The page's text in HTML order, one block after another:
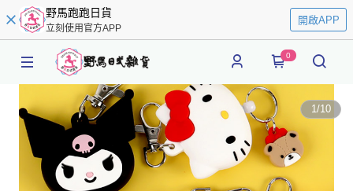
野馬跑跑日貨
立刻使用官方APP
開啟APP
0
1/10